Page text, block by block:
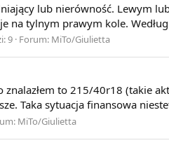
lub nierówność. Lewym
na tylnym prawym kole.
9 Forum: MiTo/Giulietta
to 215/40r18 (takie
Taka sytuacja finansowa
MiTo/Giulietta